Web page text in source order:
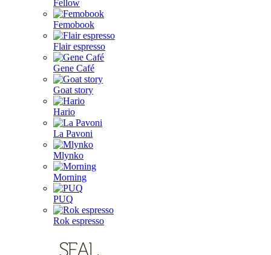
Fellow
Femobook
Flair espresso
Gene Café
Goat story
Hario
La Pavoni
Mlynko
Morning
PUQ
Rok espresso